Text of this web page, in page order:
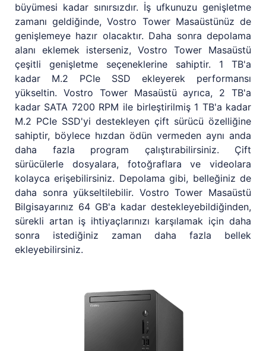
büyümesi kadar sınırsızdır. İş ufkunuzu genişletme
zamanı geldiğinde, Vostro Tower Masaüstünüz de
genişlemeye hazır olacaktır. Daha sonra depolama
alanı eklemek isterseniz, Vostro Tower Masaüstü
çeşitli genişletme seçeneklerine sahiptir. 1 TB'a
kadar M.2 PCIe SSD ekleyerek performansı
yükseltin. Vostro Tower Masaüstü ayrıca, 2 TB'a
kadar SATA 7200 RPM ile birleştirilmiş 1 TB'a kadar
M.2 PCIe SSD'yi destekleyen çift sürücü özelliğine
sahiptir, böylece hızdan ödün vermeden aynı anda
daha fazla program çalıştırabilirsiniz. Çift
sürücülerle dosyalara, fotoğraflara ve videolara
kolayca erişebilirsiniz. Depolama gibi, belleğiniz de
daha sonra yükseltilebilir. Vostro Tower Masaüstü
Bilgisayarınız 64 GB'a kadar destekleyebildiğinden,
sürekli artan iş ihtiyaçlarınızı karşılamak için daha
sonra istediğiniz zaman daha fazla bellek
ekleyebilirsiniz.